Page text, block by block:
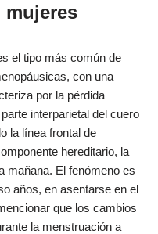
mujeres
el tipo más común de
con una
por la pérdida
interparietal del cuero
la línea frontal de
hereditario, la
mañana. El fenómeno es
años, en asentarse en el
que los cambios
la menstruación a